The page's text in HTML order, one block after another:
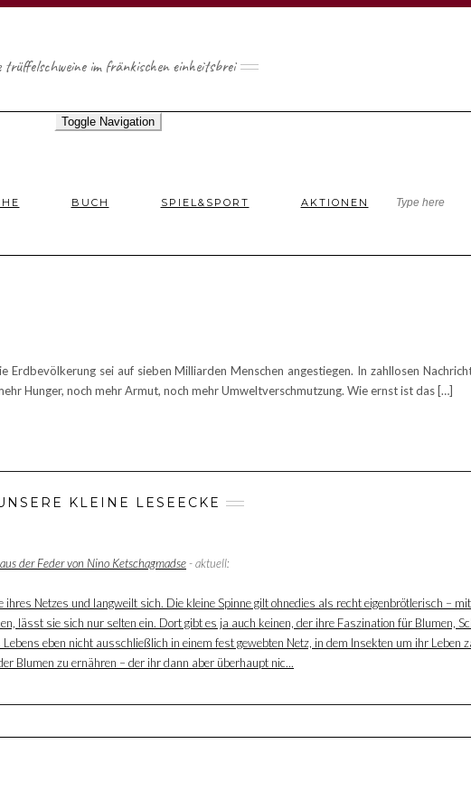
trüffelschweine im fränkischen einheitsbrei
Toggle Navigation
BUCH SPIEL&SPORT AKTIONEN
sei auf sieben Milliarden Menschen angestiegen. In zahllosen
Hunger, noch mehr Armut, noch mehr Umweltverschmutzung. Wie ernst ist das […]
KLEINE LESEECKE
der Feder von Nino Ketschagmadse- aktuell:
Netzes und langweilt sich. Die kleine Spinne gilt ohnedies als recht eigenbrötlerisch –
lässt sie sich nur selten ein. Dort gibt es ja auch keinen, der ihre Faszination für Blumen,
eben nicht ausschließlich in einem fest gewebten Netz, in dem Insekten um ihr Leben
Blumen zu ernähren – der ihr dann aber überhaupt nic...